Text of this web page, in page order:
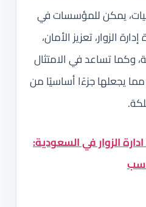
يمكن للمؤسسات في
الزوار، تعزيز الأمان،
وكما تساعد في الامتثال
مما يجعلها جزءًا أساسيًا من
الزوار في السعودية: